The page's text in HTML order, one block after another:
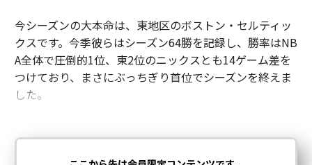
今シーズンの大本命は、東地区のボストン・セルティッ
クスです。今季彼らはシーズン64勝を記録し、勝率はNB
A全体で圧倒的1位、東2位のニックスとも14ゲーム差を
つけており、まさにぶっちぎり首位でシーズンを終えま
した。